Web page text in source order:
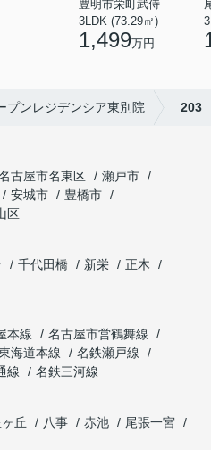
豊明市栄町武侍
3LDK (73.29㎡)
1,499万円
プンレジデンシア東別院 203
古屋市名東区
瀬戸市
安城市
豊橋市
区
千代田橋 新栄
正木
本線
名古屋市営鶴舞線
海道本線
名鉄瀬戸線
線
名鉄三河線
丘 八事 赤池
尾張一宮